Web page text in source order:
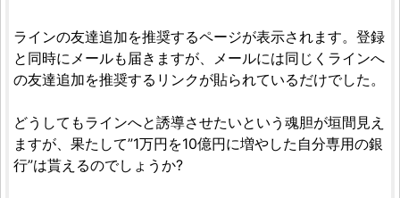
ラインの友達追加を推奨するページが表示されます。登録
と同時にメールも届きますが、メールには同じくラインへ
の友達追加を推奨するリンクが貼られているだけでした。
どうしてもラインへと誘導させたいという魂胆が垣間見え
ますが、果たして”1万円を10億円に増やした自分専用の銀
行”は貰えるのでしょうか?